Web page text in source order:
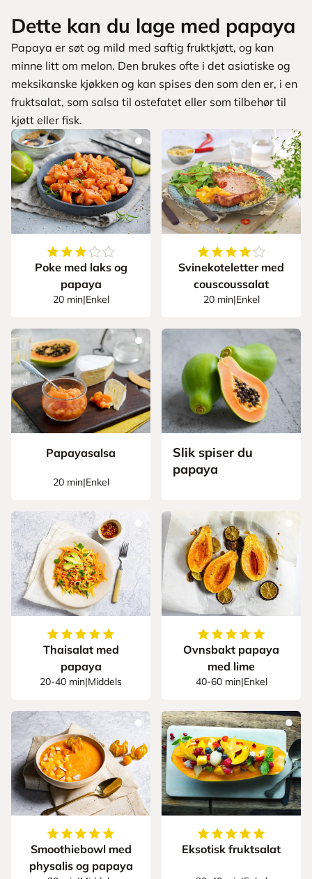
Dette kan du lage med papaya
Papaya er søt og mild med saftig fruktkjøtt, og kan
minne litt om melon. Den brukes ofte i det asiatiske og
meksikanske kjøkken og kan spises den som den er, i en
fruktsalat, som salsa til ostefatet eller som tilbehør til
kjøtt eller fisk.
3.4av5stjerner
Poke med laks og
papaya
20 min|Enkel
4.6av5 stjerner
Svinekoteletter med
couscoussalat
20 min|Enkel
Papayasalsa
20 min|Enkel
Slik spiser du
papaya
5av5stjerner
Thaisalat med
papaya
20-40 min|Middels
5av5stjerner
Ovnsbakt papaya
med lime
40-60 min|Enkel
5av5stjerner
Smoothiebowl med
physalis og papaya
5av5stjerner
Eksotisk fruktsalat